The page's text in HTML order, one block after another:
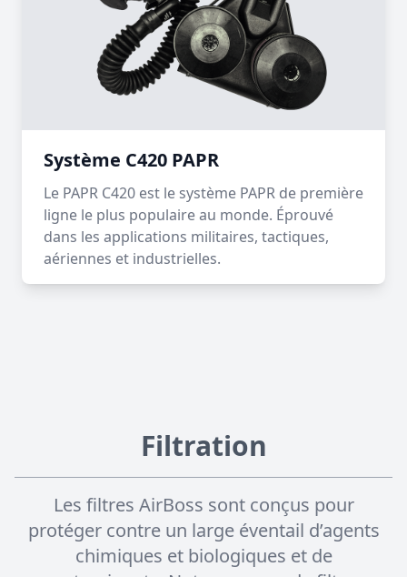
Système C420 PAPR
Le PAPR C420 est le système PAPR de première
ligne le plus populaire au monde. Éprouvé
dans les applications militaires, tactiques,
aériennes et industrielles.
Filtration
Les filtres AirBoss sont conçus pour
protéger contre un large éventail d’agents
chimiques et biologiques et de